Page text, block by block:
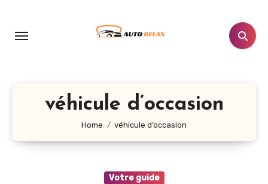
contenu
véhicule d’occasion
Home véhicule d’occasion
Votre guide